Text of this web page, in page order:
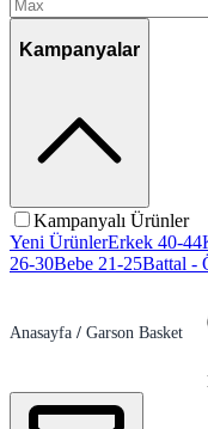
Kampanyalar
Kampanyalı Ürünler
Yeni ÜrünlerErkek 40-44
26-30Bebe 21-25Battal -
Anasayfa / Garson Basket